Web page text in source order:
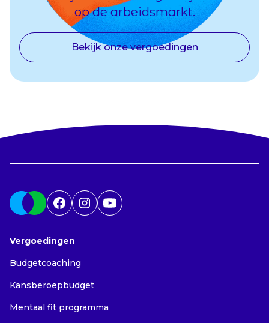
op de arbeidsmarkt.
Bekijk onze vergoedingen
Vergoedingen
Budgetcoaching
Kansberoepbudget
Mentaal fit programma